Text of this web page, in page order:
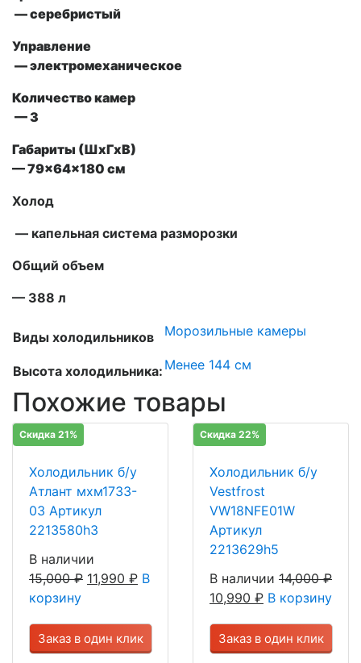
— серебристый
Управление
— электромеханическое
Количество камер
— 3
Габариты (ШxГxВ)
— 79x64x180 см
Холод
— капельная система разморозки
Общий объем
— 388 л
Виды холодильников Морозильные камеры
Высота холодильника: Менее 144 см
Похожие товары
Скидка 21%
Холодильник б/у
Атлант мхм1733-
03 Артикул
2213580h3
В наличии
15,000₽ 11,990 ₽ В
корзину
Заказ в один клик
Скидка 22%
Холодильник б/у
Vestfrost
VW18NFE01W
Артикул
2213629h5
В наличии 14,000₽
10,990 ₽ В корзину
Заказ в один клик